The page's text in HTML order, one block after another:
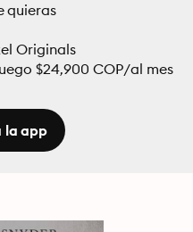
quieras
Originals
$24,900 COP/al mes
la app